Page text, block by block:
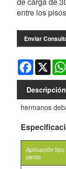
entre los
Enviar
Facebook
X
hermanos
Aplicación tipo
cerdo